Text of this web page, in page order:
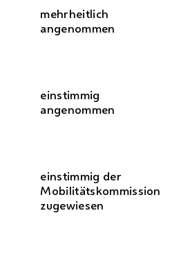
mehrheitlich
angenommen
einstimmig
angenommen
einstimmig der
Mobilitätskommission
zugewiesen